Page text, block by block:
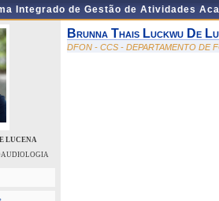
Integrado de Gestão de Atividades
LUCENA
Brunna Thais Luckwu De
DFON - CCS - DEPARTAMENTO DE